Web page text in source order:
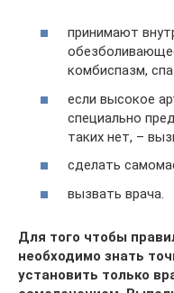
принимают
комбиспазм,
если высокое
специально
таких нет, –
сделать
вызвать врача.
Для того чтобы
необходимо знать
установить только